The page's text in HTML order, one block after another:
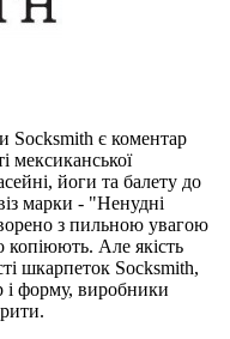
Socksmith є коментар
мексиканської
йоги та балету до
марки - "Ненудні
з пильною увагою
копіюють. Але якість
шкарпеток Socksmith,
і форму, виробники